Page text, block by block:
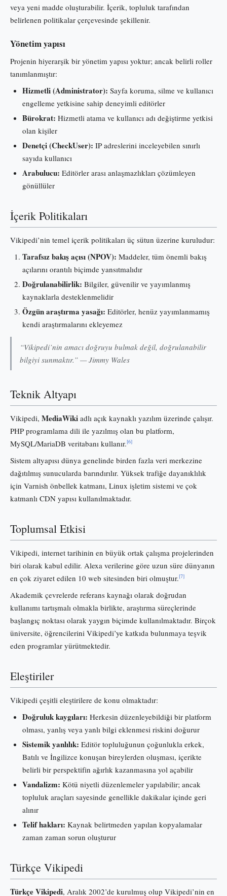
veya yeni madde oluşturabilir. İçerik, topluluk tarafından
belirlenen politikalar çerçevesinde şekillenir.
Yönetim yapısı
Projenin hiyerarşik bir yönetim yapısı yoktur; ancak belirli roller
tanımlanmıştır:
Hizmetli (Administrator): Sayfa koruma, silme ve kullanıcı
engelleme yetkisine sahip deneyimli editörler
Bürokrat: Hizmetli atama ve kullanıcı adı değiştirme yetkisi
olan kişiler
Denetçi (CheckUser): IP adreslerini inceleyebilen sınırlı
sayıda kullanıcı
Arabulucu: Editörler arası anlaşmazlıkları çözümleyen
gönüllüler
İçerik Politikaları
Vikipedi’nin temel içerik politikaları üç sütun üzerine kuruludur:
Tarafsız bakış açısı (NPOV): Maddeler, tüm önemli bakış
açılarını orantılı biçimde yansıtmalıdır
Doğrulanabilirlik: Bilgiler, güvenilir ve yayımlanmış
kaynaklarla desteklenmelidir
Özgün araştırma yasağı: Editörler, henüz yayımlanmamış
kendi araştırmalarını ekleyemez
“Vikipedi’nin amacı doğruyu bulmak değil, doğrulanabilir
bilgiyi sunmaktır.” — Jimmy Wales
Teknik Altyapı
Vikipedi, MediaWiki adlı açık kaynaklı yazılım üzerinde çalışır.
PHP programlama dili ile yazılmış olan bu platform,
MySQL/MariaDB veritabanı kullanır.[6]
Sistem altyapısı dünya genelinde birden fazla veri merkezine
dağıtılmış sunucularda barındırılır. Yüksek trafiğe dayanıklılık
için Varnish önbellek katmanı, Linux işletim sistemi ve çok
katmanlı CDN yapısı kullanılmaktadır.
Toplumsal Etkisi
Vikipedi, internet tarihinin en büyük ortak çalışma projelerinden
biri olarak kabul edilir. Alexa verilerine göre uzun süre dünyanın
en çok ziyaret edilen 10 web sitesinden biri olmuştur.[7]
Akademik çevrelerde referans kaynağı olarak doğrudan
kullanımı tartışmalı olmakla birlikte, araştırma süreçlerinde
başlangıç noktası olarak yaygın biçimde kullanılmaktadır. Birçok
üniversite, öğrencilerini Vikipedi’ye katkıda bulunmaya teşvik
eden programlar yürütmektedir.
Eleştiriler
Vikipedi çeşitli eleştirilere de konu olmaktadır:
Doğruluk kaygıları: Herkesin düzenleyebildiği bir platform
olması, yanlış veya yanlı bilgi eklenmesi riskini doğurur
Sistemik yanlılık: Editör topluluğunun çoğunlukla erkek,
Batılı ve İngilizce konuşan bireylerden oluşması, içerikte
belirli bir perspektifin ağırlık kazanmasına yol açabilir
Vandalizm: Kötü niyetli düzenlemeler yapılabilir; ancak
topluluk araçları sayesinde genellikle dakikalar içinde geri
alınır
Telif hakları: Kaynak belirtmeden yapılan kopyalamalar
zaman zaman sorun oluşturur
Türkçe Vikipedi
Türkçe Vikipedi, Aralık 2002’de kurulmuş olup Vikipedi’nin en